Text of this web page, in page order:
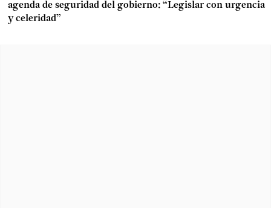
agenda de seguridad del gobierno: “Legislar con urgencia
y celeridad”